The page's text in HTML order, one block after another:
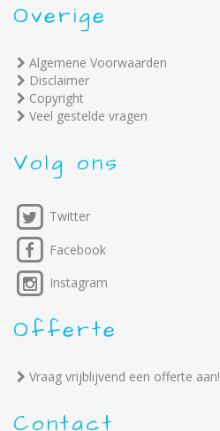
Overige
Algemene Voorwaarden
Disclaimer
Copyright
Veel gestelde vragen
Volg ons
Twitter
Facebook
Instagram
Offerte
Vraag vrijblijvend een offerte aan!
Contact